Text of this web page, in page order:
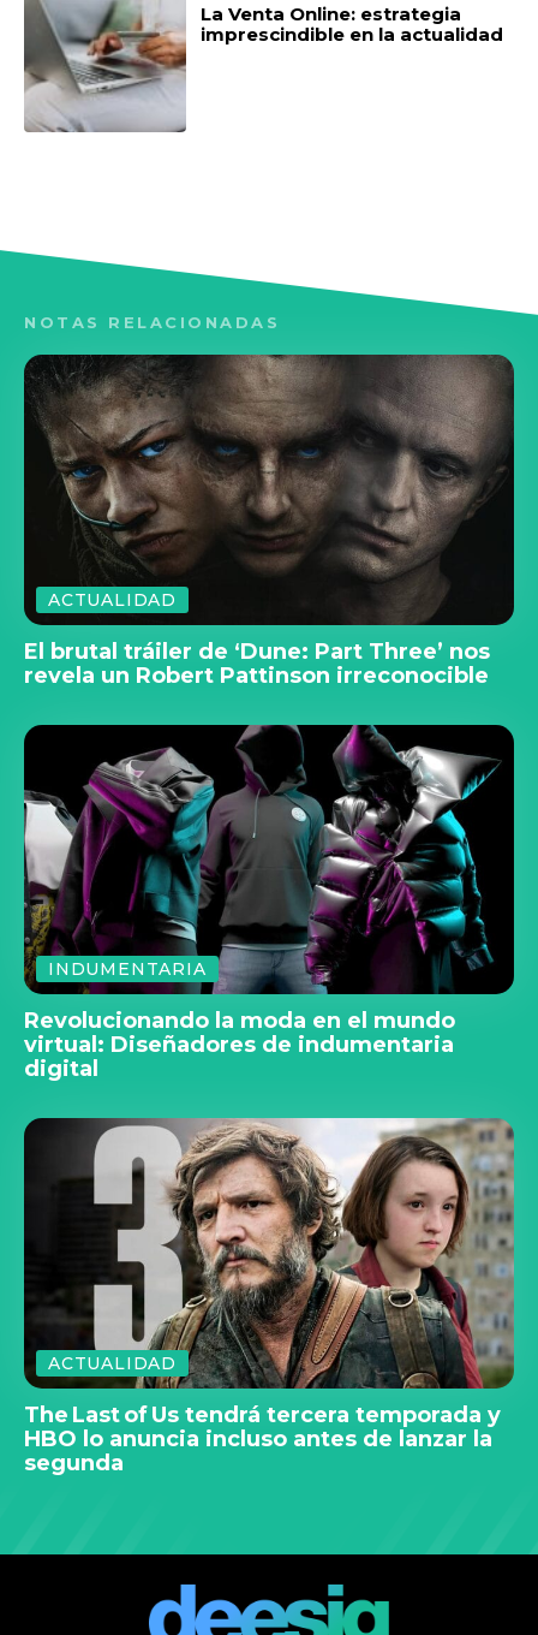
La Venta Online: estrategia
imprescindible en la actualidad
NOTAS RELACIONADAS
ACTUALIDAD
El brutal tráiler de ‘Dune: Part Three’ nos
revela un Robert Pattinson irreconocible
INDUMENTARIA
Revolucionando la moda en el mundo
virtual: Diseñadores de indumentaria
digital
ACTUALIDAD
The Last of Us tendrá tercera temporada y
HBO lo anuncia incluso antes de lanzar la
segunda